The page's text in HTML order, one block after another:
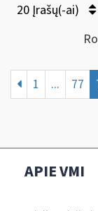
20 Įrašų(-ai)
1 ... 77
APIE VMI